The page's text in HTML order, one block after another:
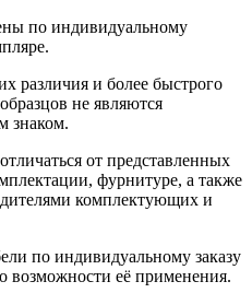
по индивидуальному
различия и более быстрого
не являются
знаком.
от представленных
фурнитуре, а также
комплектующих и
по индивидуальному заказу
возможности её применения.